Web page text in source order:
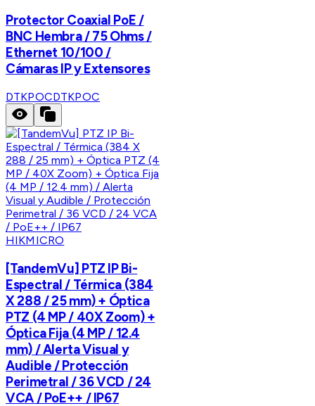
Protector Coaxial PoE /
BNC Hembra / 75 Ohms /
Ethernet 10/100 /
Cámaras IP y Extensores
DTKPOCDTKPOC
HIKMICRO
[TandemVu] PTZ IP Bi-
Espectral / Térmica (384
X 288 / 25 mm) + Óptica
PTZ (4 MP / 40X Zoom) +
Óptica Fija (4 MP / 12.4
mm) / Alerta Visual y
Audible / Protección
Perimetral / 36 VCD / 24
VCA / PoE++ / IP67